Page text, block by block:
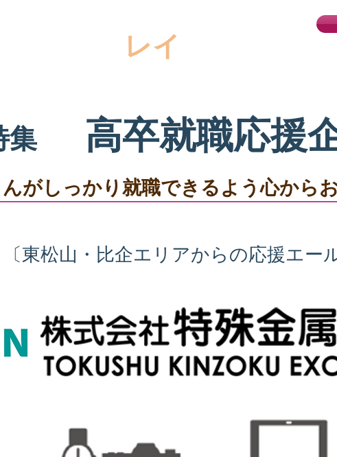
レイ
集 高卒就職応援
がしっかり就職できるよう心から
〔東松山・比企エリアからの応援エー